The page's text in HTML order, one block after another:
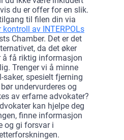
du er offer for en slik.
til filen din via
av INTERPOLs
Chamber. Det er det
da det øker
å få riktig informasjon
Trenger vi å minne
saker, spesielt fjerning
undervurderes og
av erfarne advokater?
kan hjelpe deg
finne informasjon
og gi forsvar i